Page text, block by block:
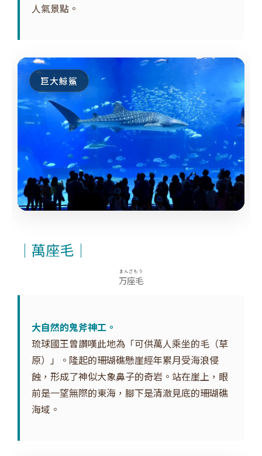
人氣景點。
巨大鯨鯊
｜萬座毛｜
万座毛
まんざもう
大自然的鬼斧神工。
琉球國王曾讚嘆此地為「可供萬人乘坐的毛（草
原）」。隆起的珊瑚礁懸崖經年累月受海浪侵
蝕，形成了神似大象鼻子的奇岩。站在崖上，眼
前是一望無際的東海，腳下是清澈見底的珊瑚礁
海域。